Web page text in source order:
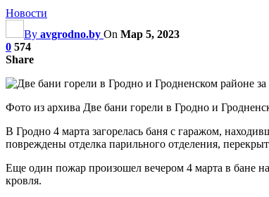
Новости
By avgrodno.by On Мар 5, 2023
0 574
Share
Фото из архива Две бани горели в Гродно и
В Гродно 4 марта загорелась баня с гаражом,
повреждены отделка парильного отделения,
Еще один пожар произошел вечером 4 марта в бане
кровля.